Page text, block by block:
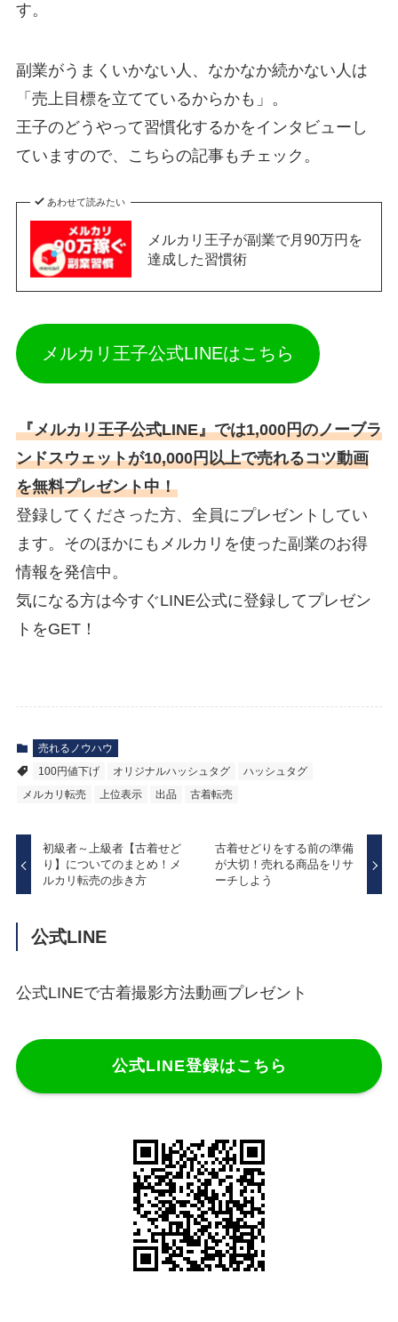
す。
副業がうまくいかない人、なかなか続かない人は
「売上目標を立てているからかも」。
王子のどうやって習慣化するかをインタビューし
ていますので、こちらの記事もチェック。
あわせて読みたい
メルカリ王子が副業で月90万円を
達成した習慣術
メルカリ王子公式LINEはこちら
『メルカリ王子公式LINE』では1,000円のノーブラ
ンドスウェットが10,000円以上で売れるコツ動画
を無料プレゼント中！
登録してくださった方、全員にプレゼントしてい
ます。そのほかにもメルカリを使った副業のお得
情報を発信中。
気になる方は今すぐLINE公式に登録してプレゼン
トをGET！
売れるノウハウ
100円値下げ
オリジナルハッシュタグ
ハッシュタグ
メルカリ転売
上位表示 出品 古着転売
初級者～上級者【古着せど
り】についてのまとめ！メ
ルカリ転売の歩き方
古着せどりをする前の準備
が大切！売れる商品をリサ
ーチしよう
公式LINE
公式LINEで古着撮影方法動画プレゼント
公式LINE登録はこちら